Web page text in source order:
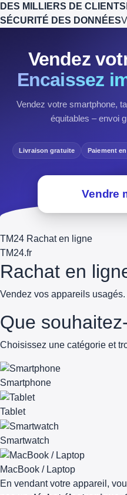
DES MILLIERS DE CLIENTS
SÉCURITÉ DES DONNÉES
Vendez
Encaissez
Vendez votre smartphone,
équitables – envoi
Livraison gratuite Paiement
Vendre
TM24 Rachat en ligne
TM24.fr
Rachat en
Vendez vos appareils
Que
Choisissez une catégorie et
Smartphone
Tablet
Smartwatch
MacBook / Laptop
En vendant votre appareil,